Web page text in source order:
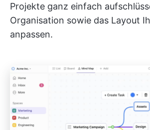
Projekte ganz einfach
Organisation sowie das Layout
anpassen.